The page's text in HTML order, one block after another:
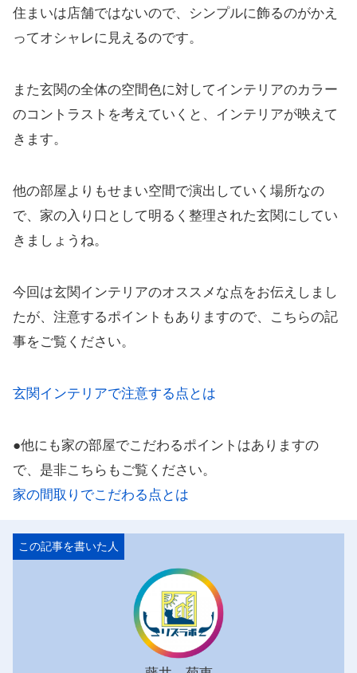
住まいは店舗ではないので、シンプルに飾るのがかえ
ってオシャレに見えるのです。
また玄関の全体の空間色に対してインテリアのカラー
のコントラストを考えていくと、インテリアが映えて
きます。
他の部屋よりもせまい空間で演出していく場所なの
で、家の入り口として明るく整理された玄関にしてい
きましょうね。
今回は玄関インテリアのオススメな点をお伝えしまし
たが、注意するポイントもありますので、こちらの記
事をご覧ください。
玄関インテリアで注意する点とは
●他にも家の部屋でこだわるポイントはありますの
で、是非こちらもご覧ください。
家の間取りでこだわる点とは